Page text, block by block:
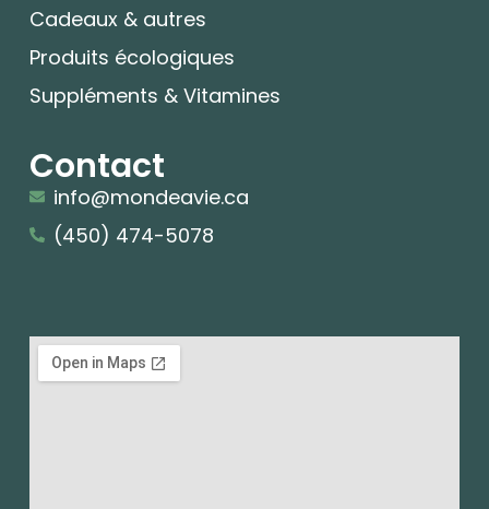
Cadeaux & autres
Produits écologiques
Suppléments & Vitamines
Contact
info@mondeavie.ca
(450) 474-5078